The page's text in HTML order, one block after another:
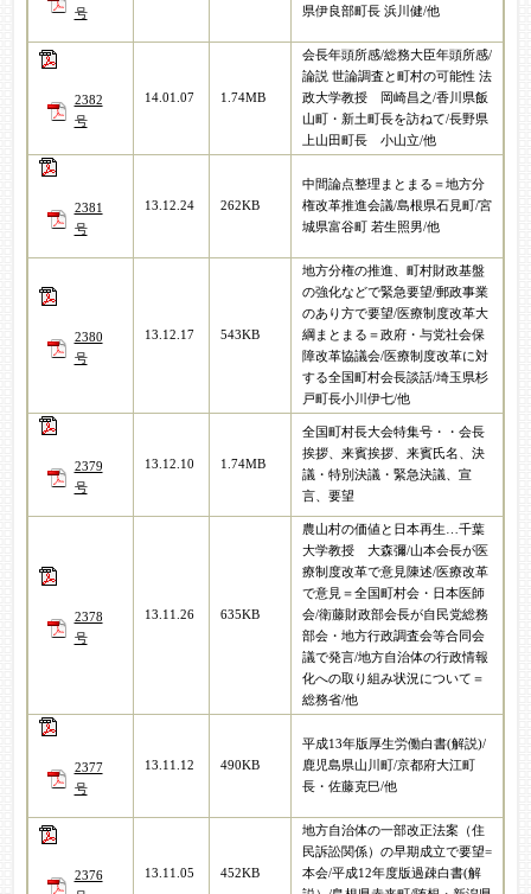
号
県伊良部町長 浜川健/他
2382
号
14.01.07 1.74MB
会長年頭所感/総務大臣年頭所感/
論説 世論調査と町村の可能性 法
政大学教授 岡崎昌之/香川県飯
山町・新土町長を訪ねて/長野県
上山田町長 小山立/他
2381
号
13.12.24 262KB
中間論点整理まとまる＝地方分
権改革推進会議/島根県石見町/宮
城県富谷町 若生照男/他
2380
号
13.12.17 543KB
地方分権の推進、町村財政基盤
の強化などで緊急要望/郵政事業
のあり方で要望/医療制度改革大
綱まとまる＝政府・与党社会保
障改革協議会/医療制度改革に対
する全国町村会長談話/埼玉県杉
戸町長小川伊七/他
2379
号
13.12.10 1.74MB
全国町村長大会特集号・・会長
挨拶、来賓挨拶、来賓氏名、決
議・特別決議・緊急決議、宣
言、要望
2378
号
13.11.26 635KB
農山村の価値と日本再生…千葉
大学教授 大森彌/山本会長が医
療制度改革で意見陳述/医療改革
で意見＝全国町村会・日本医師
会/衛藤財政部会長が自民党総務
部会・地方行政調査会等合同会
議で発言/地方自治体の行政情報
化への取り組み状況について＝
総務省/他
2377
号
13.11.12 490KB
平成13年版厚生労働白書(解説)/
鹿児島県山川町/京都府大江町
長・佐藤克巳/他
2376
13.11.05 452KB
地方自治体の一部改正法案（住
民訴訟関係）の早期成立で要望=
本会/平成12年度版過疎白書(解